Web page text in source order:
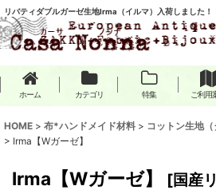
リバティダブルガーゼ生地Irma（イルマ）入荷しました！
ホーム カテゴリ 特集 ご利用
HOME > 布*ハンドメイド材料 > コットン生地（
> Irma【Wガーゼ】
Irma【Wガーゼ】 [国産